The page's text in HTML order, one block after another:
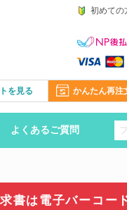
初めての
かんたん再注
を見る
よくあるご質問
書は電子バーコー